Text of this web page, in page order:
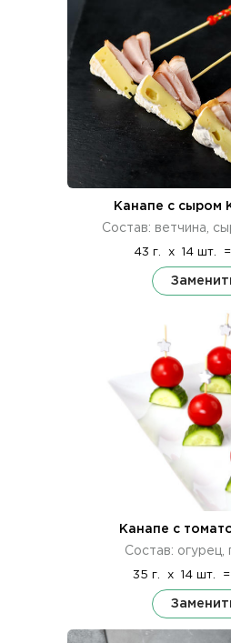
Канапе с сыром
Состав: ветчина,
43 г. x 14 шт. =
Канапе с
Состав: огурец,
35 г. x 14 шт. =